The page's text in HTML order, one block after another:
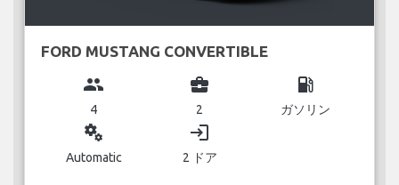
FORD MUSTANG CONVERTIBLE
group
4
business_center
2
local_gas_station
ガソリン
miscellaneous_services
Automatic
login
2 ドア